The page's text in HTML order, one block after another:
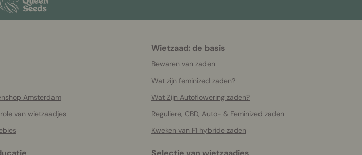
Amsterdam
van wietzaadjes
Wietzaad: de basis
Bewaren van zaden
Wat zijn feminized zaden?
Wat Zijn Autoflowering zaden?
Reguliere, CBD, Auto- & Feminized zaden
Kweken van F1 hybride zaden